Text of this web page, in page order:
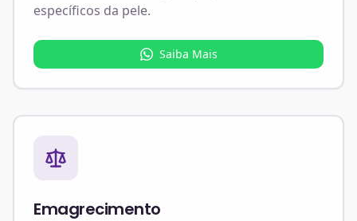
específicos da pele.
Saiba Mais
Emagrecimento